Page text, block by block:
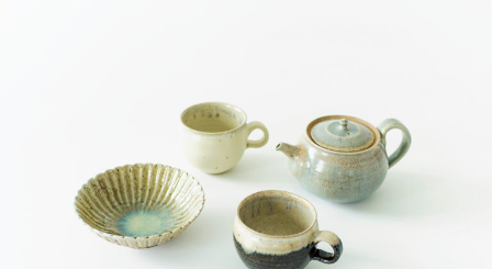
[12星座別] Weekly Holoscope
[12星座別] Monthly Love Holoscope
女神まり愛のタロットメッセージ
HEALTH
自分にやさしく
LEARN